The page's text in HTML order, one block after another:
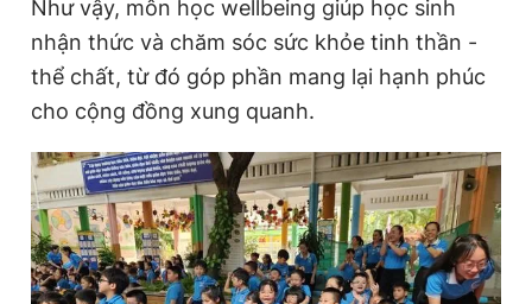
Như vậy, môn học wellbeing giúp học sinh
nhận thức và chăm sóc sức khỏe tinh thần -
thể chất, từ đó góp phần mang lại hạnh phúc
cho cộng đồng xung quanh.